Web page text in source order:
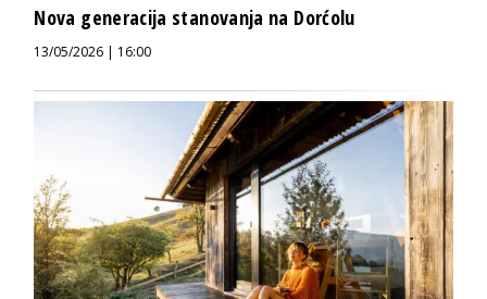
Nova generacija stanovanja na Dorćolu
13/05/2026 | 16:00